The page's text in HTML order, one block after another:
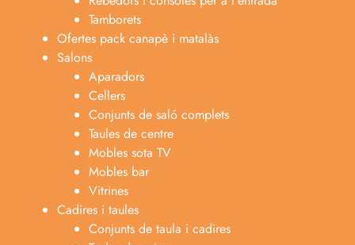
Tamborets
Ofertes pack canapè i matalàs
Salons
Aparadors
Cellers
Conjunts de saló complets
Taules de centre
Mobles sota TV
Mobles bar
Vitrines
Cadires i taules
Conjunts de taula i cadires